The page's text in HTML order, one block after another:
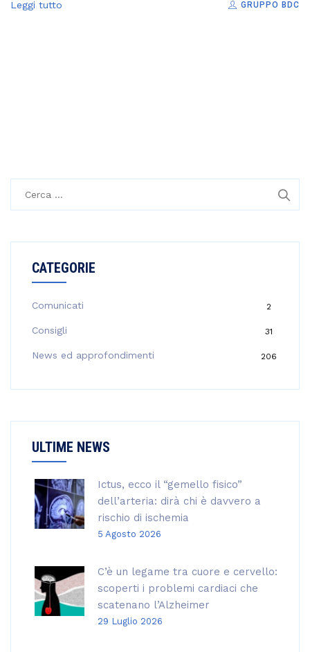
Leggi tutto GRUPPO BDC
CATEGORIE
Comunicati 2
Consigli 31
News ed approfondimenti 206
ULTIME NEWS
Ictus, ecco il “gemello fisico”
dell’arteria: dirà chi è davvero a
rischio di ischemia
5 Agosto 2026
C’è un legame tra cuore e cervello:
scoperti i problemi cardiaci che
scatenano l’Alzheimer
29 Luglio 2026